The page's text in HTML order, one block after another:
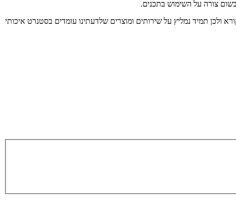
צורה על השימוש בתכנים.
ולכן תמיד נמליץ על שירותים ומוצרים שלדעתינו עומדים בסטנרט איכותי